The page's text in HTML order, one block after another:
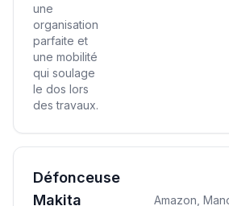
une
organisation
parfaite et
une mobilité
qui soulage
le dos lors
des travaux.
Défonceuse
Makita
Amazon,